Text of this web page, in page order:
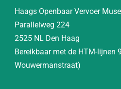
Haags Openbaar Vervoer
Parallelweg 224
2525 NL Den Haag
Bereikbaar met de HTM-lijnen
Wouwermanstraat)